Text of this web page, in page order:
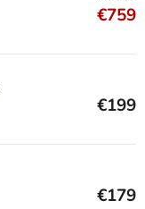
€759
€199
€179